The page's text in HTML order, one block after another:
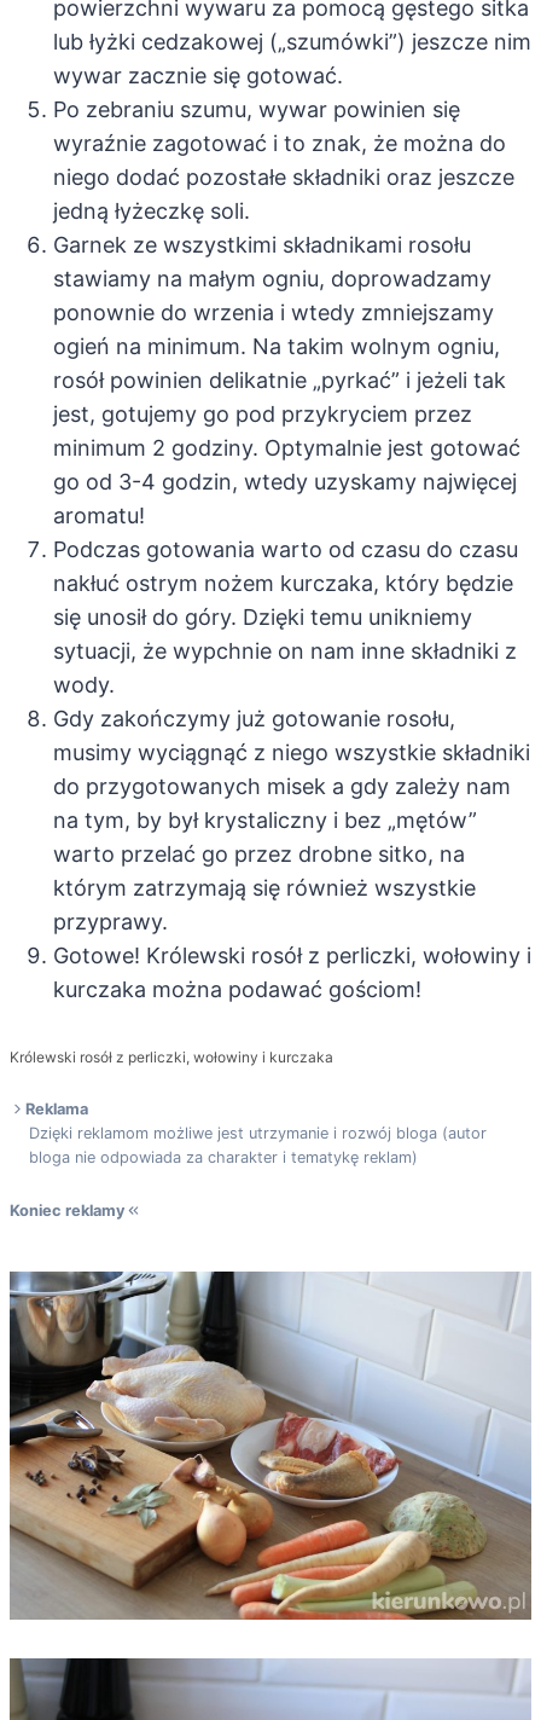
powierzchni wywaru za pomocą gęstego sitka
lub łyżki cedzakowej („szumówki”) jeszcze nim
wywar zacznie się gotować.
Po zebraniu szumu, wywar powinien się
wyraźnie zagotować i to znak, że można do
niego dodać pozostałe składniki oraz jeszcze
jedną łyżeczkę soli.
Garnek ze wszystkimi składnikami rosołu
stawiamy na małym ogniu, doprowadzamy
ponownie do wrzenia i wtedy zmniejszamy
ogień na minimum. Na takim wolnym ogniu,
rosół powinien delikatnie „pyrkać” i jeżeli tak
jest, gotujemy go pod przykryciem przez
minimum 2 godziny. Optymalnie jest gotować
go od 3-4 godzin, wtedy uzyskamy najwięcej
aromatu!
Podczas gotowania warto od czasu do czasu
nakłuć ostrym nożem kurczaka, który będzie
się unosił do góry. Dzięki temu unikniemy
sytuacji, że wypchnie on nam inne składniki z
wody.
Gdy zakończymy już gotowanie rosołu,
musimy wyciągnąć z niego wszystkie składniki
do przygotowanych misek a gdy zależy nam
na tym, by był krystaliczny i bez „mętów”
warto przelać go przez drobne sitko, na
którym zatrzymają się również wszystkie
przyprawy.
Gotowe! Królewski rosół z perliczki, wołowiny i
kurczaka można podawać gościom!
Królewski rosół z perliczki, wołowiny i kurczaka
Reklama
Dzięki reklamom możliwe jest utrzymanie i rozwój bloga (autor
bloga nie odpowiada za charakter i tematykę reklam)
Koniec reklamy